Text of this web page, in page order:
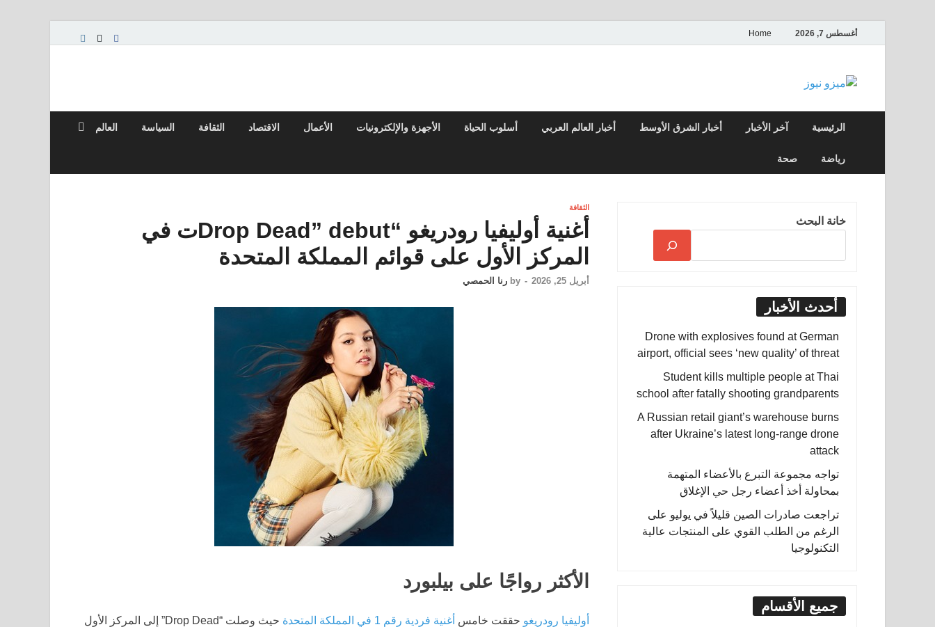
أغسطس 7, 2026 Home
ميزو نيوز
الرئيسية آخر الأخبار أخبار الشرق الأوسط أخبار العالم العربي أسلوب الحياة الأجهزة والإلكترونيات الأعمال الاقتصاد الثقافة السياسة العالم
رياضة صحة
الثقافة
أغنية أوليفيا رودريغو “Drop Dead” debutت في
المركز الأول على قوائم المملكة المتحدة
أبريل 25, 2026 -
by رنا الحمصي
الأكثر رواجًا على بيلبورد
أوليفيا رودريغو حققت خامس أغنية فردية رقم 1 في المملكة المتحدة
حيث وصلت “Drop Dead” إلى المركز الأول
خانة البحث
أحدث الأخبار
Drone with explosives found at German
airport, official sees ‘new quality’ of threat
Student kills multiple people at Thai
school after fatally shooting grandparents
A Russian retail giant’s warehouse burns
after Ukraine’s latest long-range drone
attack
تواجه مجموعة التبرع بالأعضاء المتهمة
بمحاولة أخذ أعضاء رجل حي الإغلاق
تراجعت صادرات الصين قليلاً في يوليو على
الرغم من الطلب القوي على المنتجات عالية
التكنولوجيا
جميع الأقسام